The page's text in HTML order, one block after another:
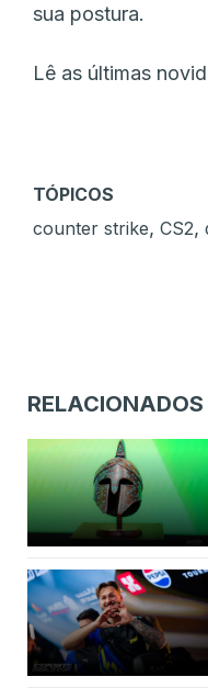
sua postura.
Lê as últimas
TÓPICOS
counter strike, CS2,
RELACIONADOS